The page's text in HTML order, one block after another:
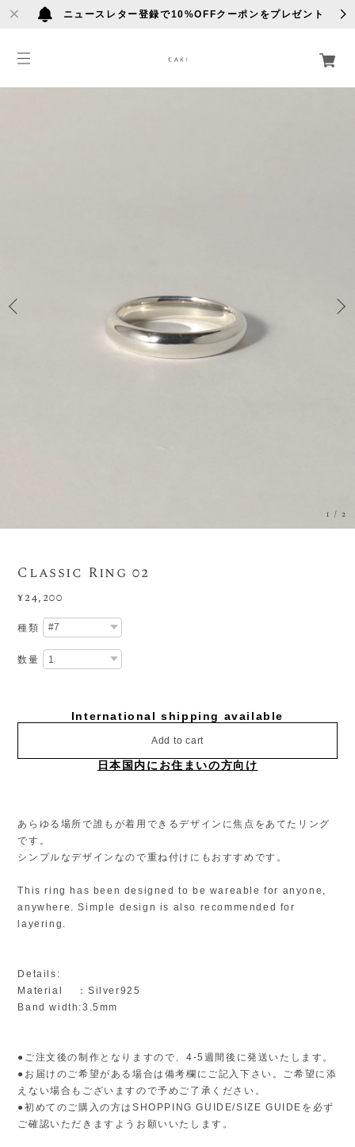
ニュースレター登録で10%OFFクーポンをプレゼント
1 /2
Classic Ring 02
¥24,200
種類
数量
International shipping available
Add to cart
日本国内にお住まいの方向け
あらゆる場所で誰もが着用できるデザインに焦点をあてたリング
です。
シンプルなデザインなので重ね付けにもおすすめです。
This ring has been designed to be wareable for anyone,
anywhere. Simple design is also recommended for
layering.
Details:
Material ：Silver925
Band width:3.5mm
●ご注文後の制作となりますので、4-5週間後に発送いたします。
●お届けのご希望がある場合は備考欄にご記入下さい。ご希望に添
えない場合もございますので予めご了承ください。
●初めてのご購入の方はSHOPPING GUIDE/SIZE GUIDEを必ず
ご確認いただきますようお願いいたします。